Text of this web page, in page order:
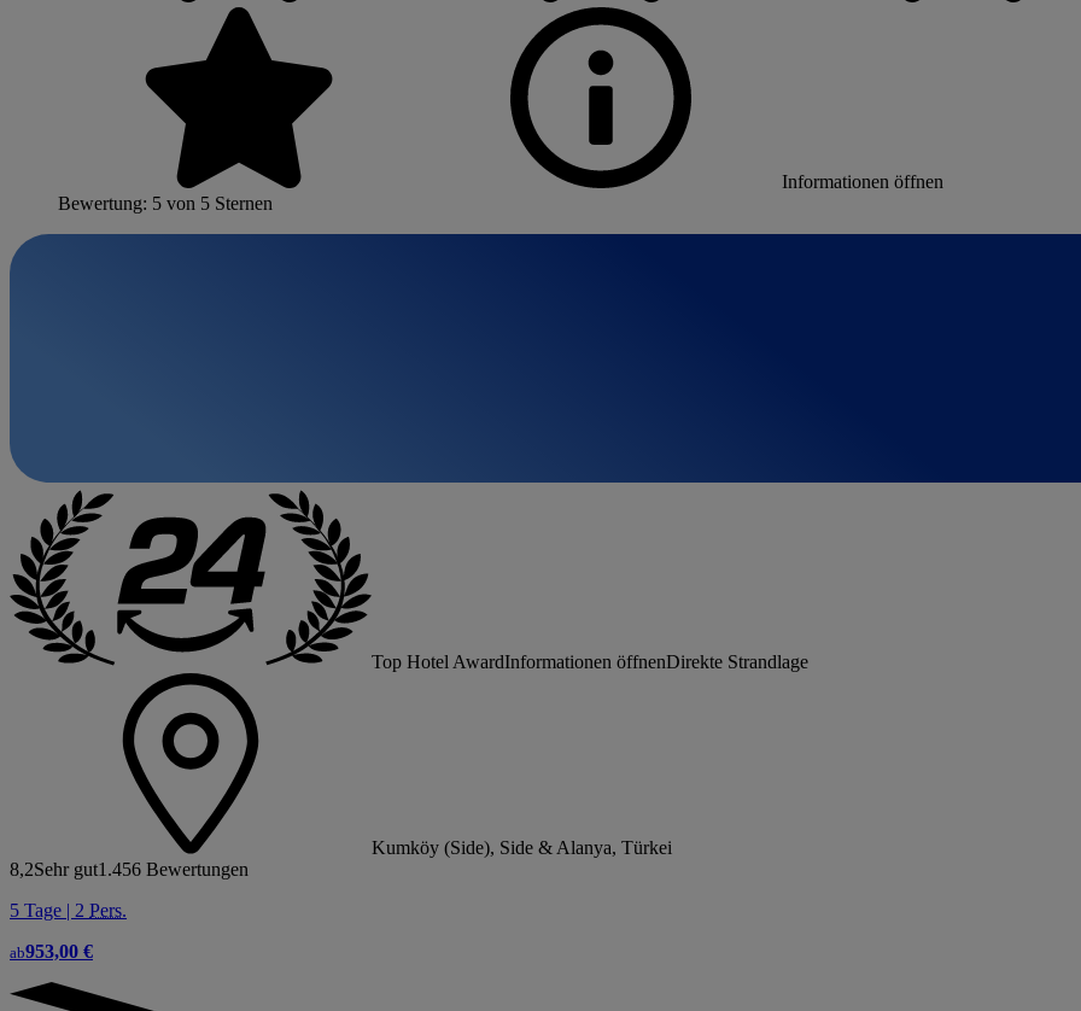
Informationen öffnen
Bewertung: 5 von 5 Sternen
Top Hotel AwardInformationen öffnenDirekte Strandlage
Kumköy (Side), Side & Alanya, Türkei
8,2Sehr gut1.456 Bewertungen
5 Tage | 2 Pers.
ab953,00 €